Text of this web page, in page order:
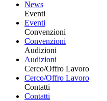
News
Eventi
Eventi
Convenzioni
Convenzioni
Audizioni
Audizioni
Cerco/Offro Lavoro
Cerco/Offro Lavoro
Contatti
Contatti